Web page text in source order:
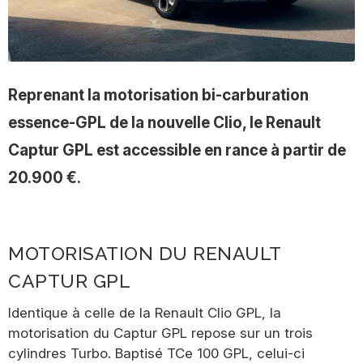
Reprenant la motorisation bi-carburation
essence-GPL de la nouvelle Clio, le Renault
Captur GPL est accessible en rance à partir de
20.900 €.
MOTORISATION DU RENAULT
CAPTUR GPL
Identique à celle de la Renault Clio GPL, la
motorisation du Captur GPL repose sur un trois
cylindres Turbo. Baptisé TCe 100 GPL, celui-ci